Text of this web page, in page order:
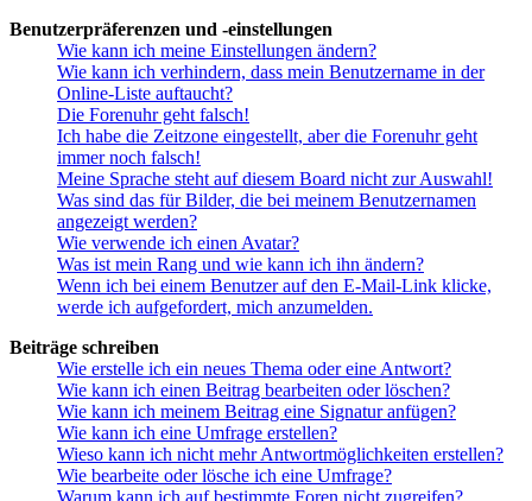
Benutzerpräferenzen und -einstellungen
Wie kann ich meine Einstellungen ändern?
Wie kann ich verhindern, dass mein Benutzername in der
Online-Liste auftaucht?
Die Forenuhr geht falsch!
Ich habe die Zeitzone eingestellt, aber die Forenuhr geht
immer noch falsch!
Meine Sprache steht auf diesem Board nicht zur Auswahl!
Was sind das für Bilder, die bei meinem Benutzernamen
angezeigt werden?
Wie verwende ich einen Avatar?
Was ist mein Rang und wie kann ich ihn ändern?
Wenn ich bei einem Benutzer auf den E-Mail-Link klicke,
werde ich aufgefordert, mich anzumelden.
Beiträge schreiben
Wie erstelle ich ein neues Thema oder eine Antwort?
Wie kann ich einen Beitrag bearbeiten oder löschen?
Wie kann ich meinem Beitrag eine Signatur anfügen?
Wie kann ich eine Umfrage erstellen?
Wieso kann ich nicht mehr Antwortmöglichkeiten erstellen?
Wie bearbeite oder lösche ich eine Umfrage?
Warum kann ich auf bestimmte Foren nicht zugreifen?